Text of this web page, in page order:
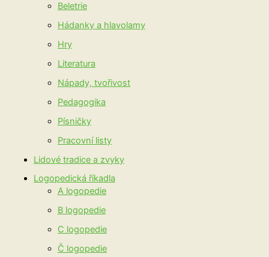
Beletrie
Hádanky a hlavolamy
Hry
Literatura
Nápady, tvořivost
Pedagogika
Písničky
Pracovní listy
Lidové tradice a zvyky
Logopedická říkadla
A logopedie
B logopedie
C logopedie
Č logopedie